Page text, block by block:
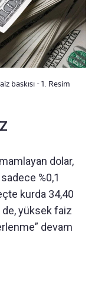
baskısı - 1. Resim
dolar,
%0,1
kurda 34,40
de, yüksek faiz
devam